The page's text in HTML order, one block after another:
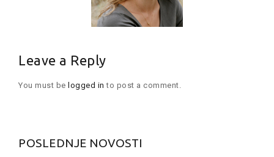
Leave a Reply
You must be logged in to post a comment.
POSLEDNJE NOVOSTI